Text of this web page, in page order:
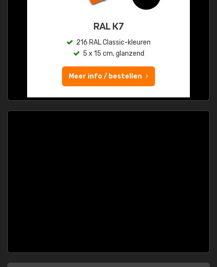
RAL K7
216 RAL Classic-kleuren
5 x 15 cm, glanzend
Meer info / bestellen